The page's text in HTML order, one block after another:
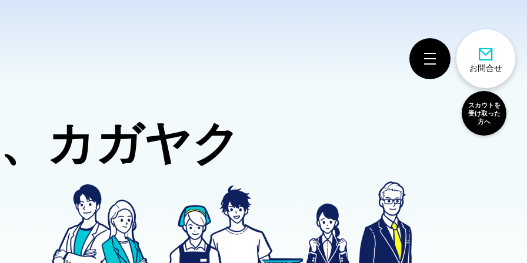
スカウトを
受け取った
方へ
お問合せ
カガヤク